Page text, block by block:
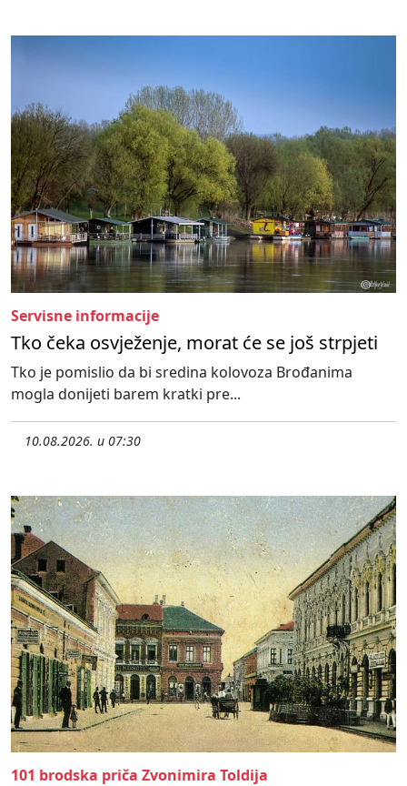
Servisne informacije
Tko čeka osvježenje, morat će se još strpjeti
Tko je pomislio da bi sredina kolovoza Brođanima
mogla donijeti barem kratki pre...
10.08.2026. u 07:30
101 brodska priča Zvonimira Toldija